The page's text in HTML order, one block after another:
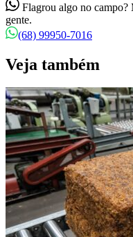
Flagrou algo no campo?
gente.
(68) 99950-7016
Veja também